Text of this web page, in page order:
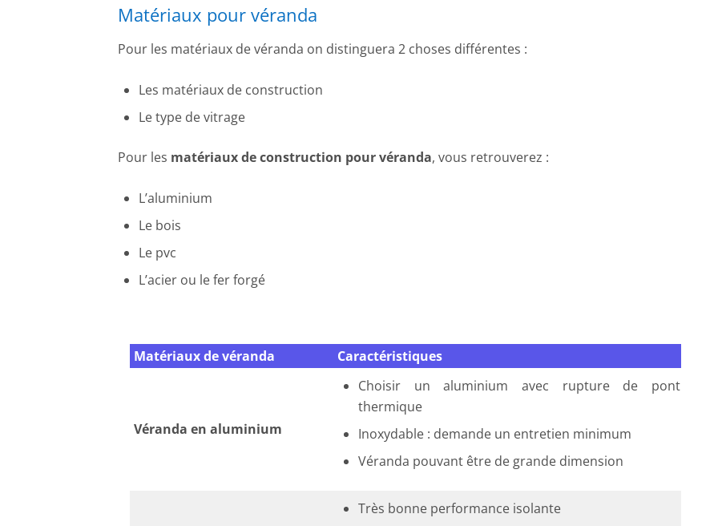
Matériaux pour véranda
Pour les matériaux de véranda on distinguera 2 choses différentes :
Les matériaux de construction
Le type de vitrage
Pour les matériaux de construction pour véranda, vous retrouverez :
L’aluminium
Le bois
Le pvc
L’acier ou le fer forgé
Matériaux de véranda Caractéristiques
Véranda en aluminium
Choisir un aluminium avec rupture de pont
thermique
Inoxydable : demande un entretien minimum
Véranda pouvant être de grande dimension
Très bonne performance isolante